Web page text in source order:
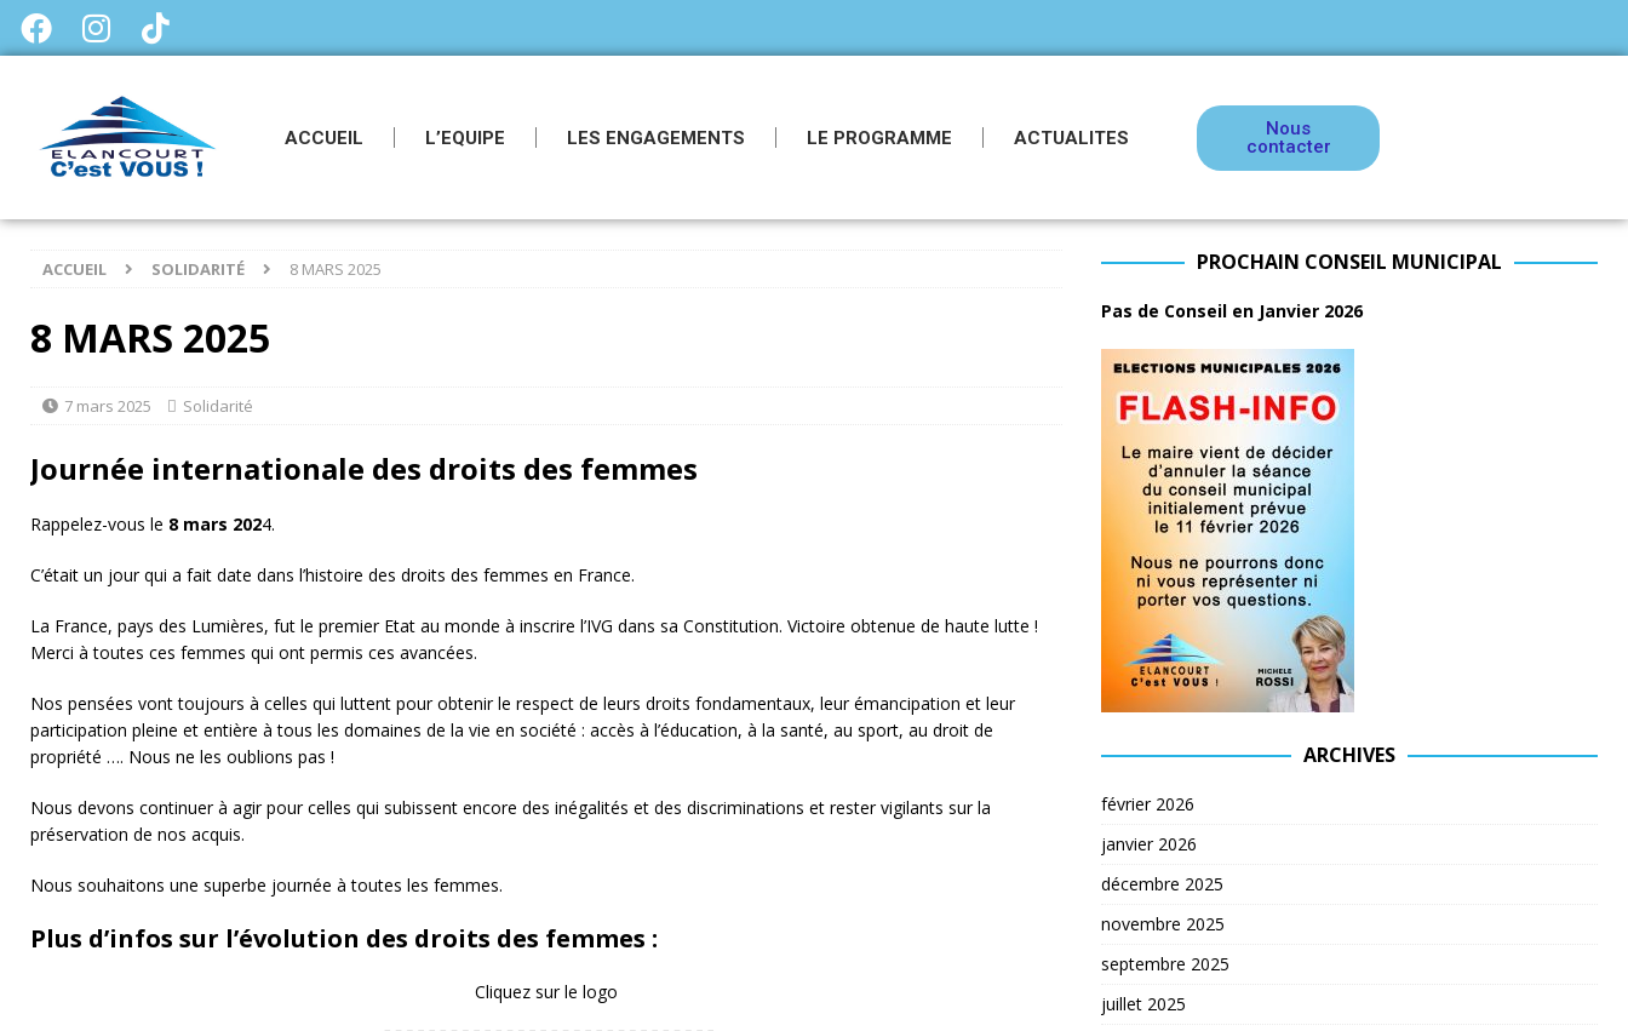
ACCUEIL L’EQUIPE LES ENGAGEMENTS LE PROGRAMME ACTUALITES
Nous
contacter
ACCUEIL SOLIDARITÉ 8 MARS 2025
8 MARS 2025
7 mars 2025 Solidarité
Journée internationale des droits des femmes
Rappelez-vous le 8 mars 2024.
C’était un jour qui a fait date dans l’histoire des droits des femmes en France.
La France, pays des Lumières, fut le premier Etat au monde à inscrire l’IVG dans sa Constitution. Victoire obtenue de haute lutte !
Merci à toutes ces femmes qui ont permis ces avancées.
Nos pensées vont toujours à celles qui luttent pour obtenir le respect de leurs droits fondamentaux, leur émancipation et leur
participation pleine et entière à tous les domaines de la vie en société : accès à l’éducation, à la santé, au sport, au droit de
propriété …. Nous ne les oublions pas !
Nous devons continuer à agir pour celles qui subissent encore des inégalités et des discriminations et rester vigilants sur la
préservation de nos acquis.
Nous souhaitons une superbe journée à toutes les femmes.
Plus d’infos sur l’évolution des droits des femmes :
Cliquez sur le logo
PROCHAIN CONSEIL MUNICIPAL
Pas de Conseil en Janvier 2026
ARCHIVES
février 2026
janvier 2026
décembre 2025
novembre 2025
septembre 2025
juillet 2025